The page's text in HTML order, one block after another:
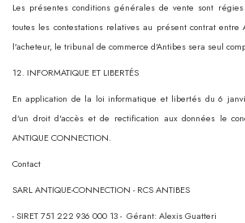
Les présentes conditions générales de vente sont
toutes les contestations relatives au présent contrat entre
l'acheteur, le tribunal de commerce d'Antibes sera seul
12. INFORMATIQUE ET LIBERTÉS
En application de la loi informatique et libertés du 6
d'un droit d'accès et de rectification aux données le
ANTIQUE CONNECTION.
Contact
SARL ANTIQUE-CONNECTION - RCS ANTIBES
- SIRET 751 222 936 000 13 - Gérant: Alexis Guatteri